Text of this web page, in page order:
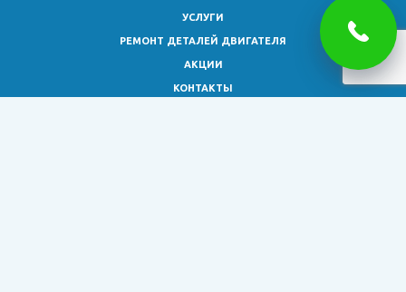
УСЛУГИ
РЕМОНТ ДЕТАЛЕЙ ДВИГАТЕЛЯ
АКЦИИ
КОНТАКТЫ